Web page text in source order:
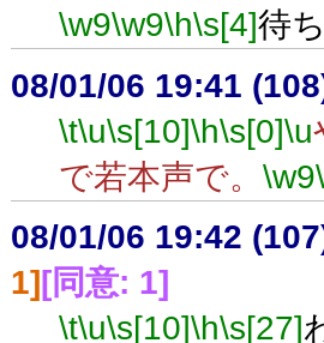
\w9\w9\h\s[4]待
08/01/06 19:41
\t\u\s[10]\h\s[0]\u
で若本声で。 \w9
08/01/06 19:42
1][同意: 1]
\t\u\s[10]\h\s[27]